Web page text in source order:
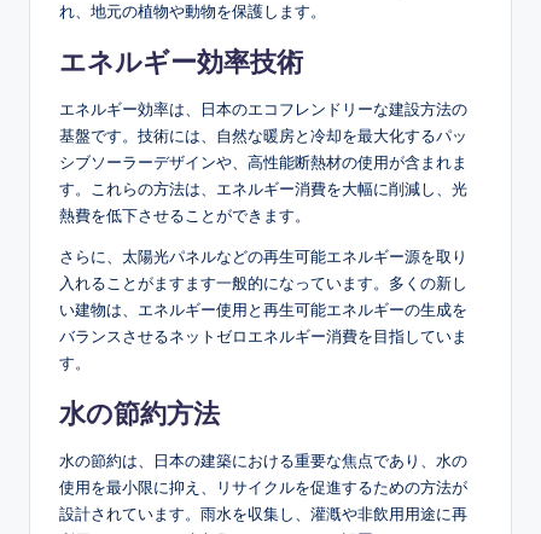
れ、地元の植物や動物を保護します。
エネルギー効率技術
エネルギー効率は、日本のエコフレンドリーな建設方法の
基盤です。技術には、自然な暖房と冷却を最大化するパッ
シブソーラーデザインや、高性能断熱材の使用が含まれま
す。これらの方法は、エネルギー消費を大幅に削減し、光
熱費を低下させることができます。
さらに、太陽光パネルなどの再生可能エネルギー源を取り
入れることがますます一般的になっています。多くの新し
い建物は、エネルギー使用と再生可能エネルギーの生成を
バランスさせるネットゼロエネルギー消費を目指していま
す。
水の節約方法
水の節約は、日本の建築における重要な焦点であり、水の
使用を最小限に抑え、リサイクルを促進するための方法が
設計されています。雨水を収集し、灌漑や非飲用用途に再